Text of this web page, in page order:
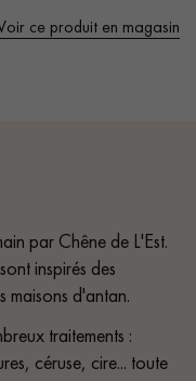
personnalisé
ce produit en magasin
par Chêne de L'Est.
inspirés des
maisons d'antan.
traitements :
céruse, cire... toute